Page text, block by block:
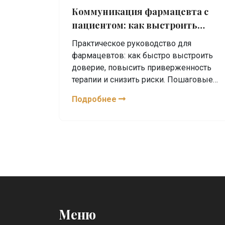
Коммуникация фармацевта с
пациентом: как выстроить
доверие и повысить
приверженность
Практическое руководство для
фармацевтов: как быстро выстроить
доверие, повысить приверженность
терапии и снизить риски. Пошаговые
Подробнее
Меню